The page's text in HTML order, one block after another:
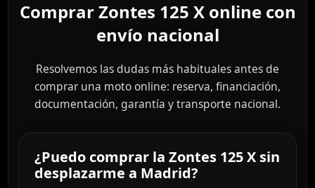
Comprar Zontes 125 X online con
envío nacional
Resolvemos las dudas más habituales antes de
comprar una moto online: reserva, financiación,
documentación, garantía y transporte nacional.
¿Puedo comprar la Zontes 125 X sin
desplazarme a Madrid?